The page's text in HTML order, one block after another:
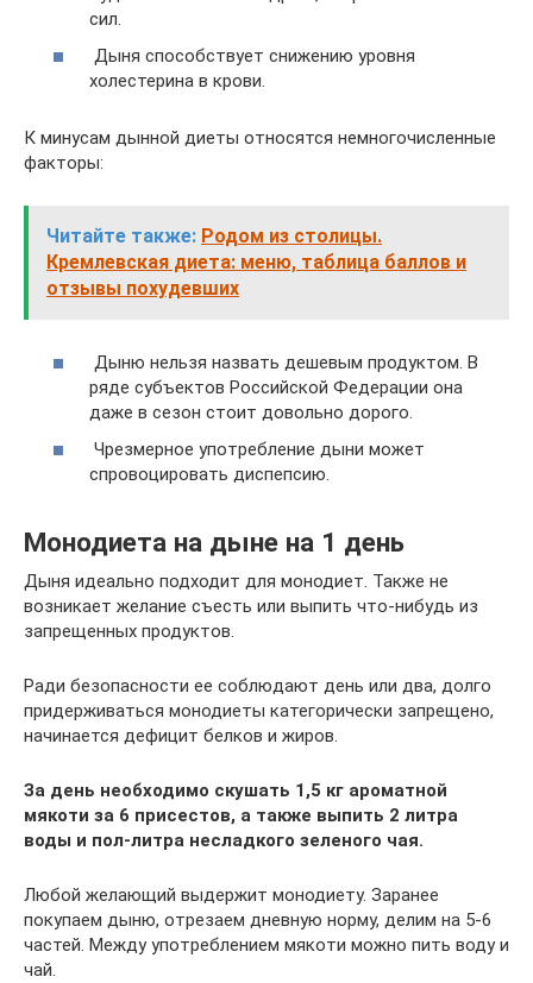
сил.
Дыня способствует снижению уровня
холестерина в крови.
К минусам дынной диеты относятся немногочисленные
факторы:
Читайте также: Родом из столицы.
Кремлевская диета: меню, таблица баллов и
отзывы похудевших
Дыню нельзя назвать дешевым продуктом. В
ряде субъектов Российской Федерации она
даже в сезон стоит довольно дорого.
Чрезмерное употребление дыни может
спровоцировать диспепсию.
Монодиета на дыне на 1 день
Дыня идеально подходит для монодиет. Также не
возникает желание съесть или выпить что-нибудь из
запрещенных продуктов.
Ради безопасности ее соблюдают день или два, долго
придерживаться монодиеты категорически запрещено,
начинается дефицит белков и жиров.
За день необходимо скушать 1,5 кг ароматной
мякоти за 6 присестов, а также выпить 2 литра
воды и пол-литра несладкого зеленого чая.
Любой желающий выдержит монодиету. Заранее
покупаем дыню, отрезаем дневную норму, делим на 5-6
частей. Между употреблением мякоти можно пить воду и
чай.